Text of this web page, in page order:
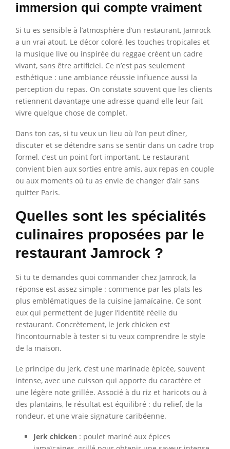
immersion qui compte vraiment
Si tu es sensible à l’atmosphère d’un restaurant, Jamrock
a un vrai atout. Le décor coloré, les touches tropicales et
la musique live ou inspirée du reggae créent un cadre
vivant, sans être artificiel. Ce n’est pas seulement
esthétique : une ambiance réussie influence aussi la
perception du repas. On constate souvent que les clients
retiennent davantage une adresse quand elle leur fait
vivre quelque chose de complet.
Dans ton cas, si tu veux un lieu où l’on peut dîner,
discuter et se détendre sans se sentir dans un cadre trop
formel, c’est un point fort important. Le restaurant
convient bien aux sorties entre amis, aux repas en couple
ou aux moments où tu as envie de changer d’air sans
quitter Paris.
Quelles sont les spécialités
culinaires proposées par le
restaurant Jamrock ?
Si tu te demandes quoi commander chez Jamrock, la
réponse est assez simple : commence par les plats les
plus emblématiques de la cuisine jamaïcaine. Ce sont
eux qui permettent de juger l’identité réelle du
restaurant. Concrètement, le jerk chicken est
l’incontournable à tester si tu veux comprendre le style
de la maison.
Le principe du jerk, c’est une marinade épicée, souvent
intense, avec une cuisson qui apporte du caractère et
une légère note grillée. Associé à du riz et haricots ou à
des plantains, le résultat est équilibré : du relief, de la
rondeur, et une vraie signature caribéenne.
Jerk chicken : poulet mariné aux épices